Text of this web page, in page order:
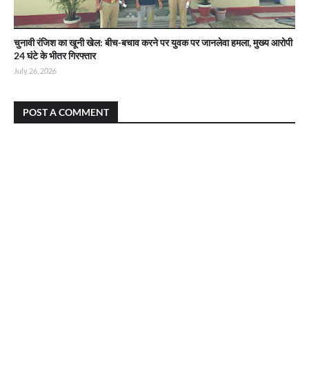
चुनावी रंजिश का खूनी खेल: बीच-बचाव करने पर युवक पर जानलेवा हमला, मुख्य आरोपी
24 घंटे के भीतर गिरफ्तार
July 26, 2026
POST A COMMENT